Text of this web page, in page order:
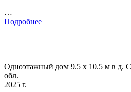
…
Подробнее
Одноэтажный дом 9.5 х 10.5 м в д.
обл.
2025 г.